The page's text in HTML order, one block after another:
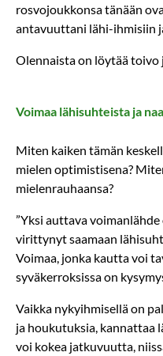
rosvojoukkonsa tänään
antavuuttani lähi-ihmisiin
Olennaista on löytää toivo
Voimaa lähisuhteista ja
Miten kaiken tämän
mielen optimistisena?
mielenrauhaansa?
”Yksi auttava
virittynyt saamaan
Voimaa, jonka kautta voi
syväkerroksissa on
Vaikka nykyihmisellä on
ja houkutuksia, kannattaa
voi kokea jatkuvuutta,